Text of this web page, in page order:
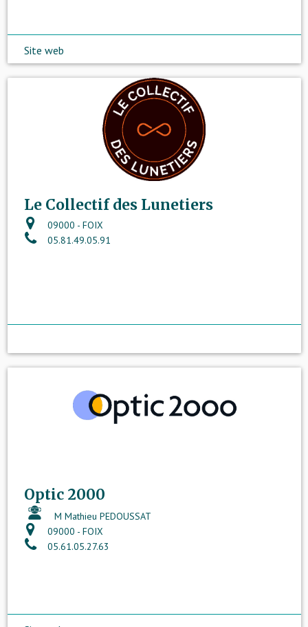
Site web
Le Collectif des Lunetiers
09000 - FOIX
05.81.49.05.91
Optic 2000
M Mathieu PEDOUSSAT
09000 - FOIX
05.61.05.27.63